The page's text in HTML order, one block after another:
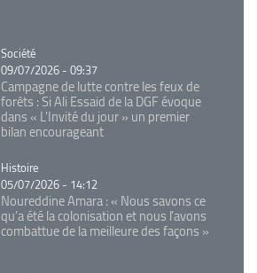
Catégorie
Société
09/07/2026 - 09:37
Campagne de lutte contre les feux de
forêts : Si Ali Essaid de la DGF évoque
dans « L'Invité du jour » un premier
bilan encourageant
Catégorie
Histoire
05/07/2026 - 14:12
Noureddine Amara : « Nous savons ce
qu’a été la colonisation et nous l’avons
combattue de la meilleure des façons »